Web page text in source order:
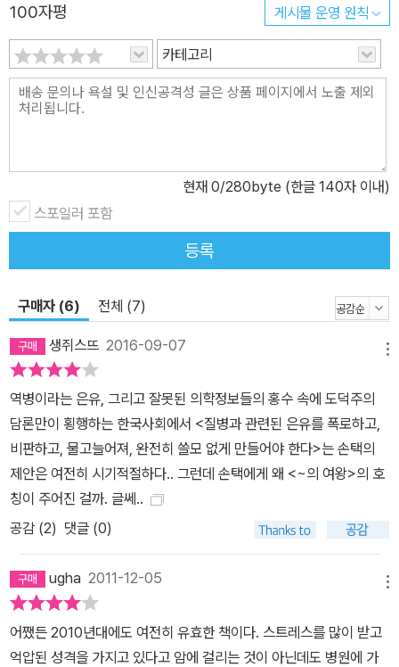
100자평 게시물 운영 원칙
카테고리
현재 0/280byte (한글 140자 이내)
스포일러 포함
등록
구매자 (6) 전체 (7)
생쥐스뜨 2016-09-07
역병이라는 은유, 그리고 잘못된 의학정보들의 홍수 속에 도덕주의
담론만이 횡행하는 한국사회에서 <질병과 관련된 은유를 폭로하고,
비판하고, 물고늘어져, 완전히 쓸모 없게 만들어야 한다>는 손택의
제안은 여전히 시기적절하다.. 그런데 손택에게 왜 <~의 여왕>의 호
칭이 주어진 걸까. 글쎄..
공감 (2) 댓글 (0)
ugha 2011-12-05
어쨌든 2010년대에도 여전히 유효한 책이다. 스트레스를 많이 받고
억압된 성격을 가지고 있다고 암에 걸리는 것이 아닌데도 병원에 가